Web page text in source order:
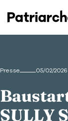
Presse 05/02/2026
SULLY